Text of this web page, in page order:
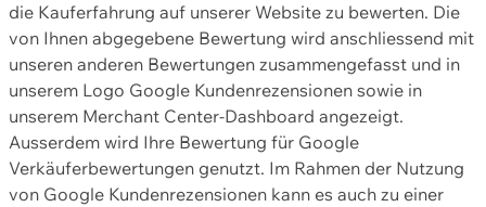
die Kauferfahrung auf unserer Website zu bewerten. Die
von Ihnen abgegebene Bewertung wird anschliessend mit
unseren anderen Bewertungen zusammengefasst und in
unserem Logo Google Kundenrezensionen sowie in
unserem Merchant Center-Dashboard angezeigt.
Ausserdem wird Ihre Bewertung für Google
Verkäuferbewertungen genutzt. Im Rahmen der Nutzung
von Google Kundenrezensionen kann es auch zu einer